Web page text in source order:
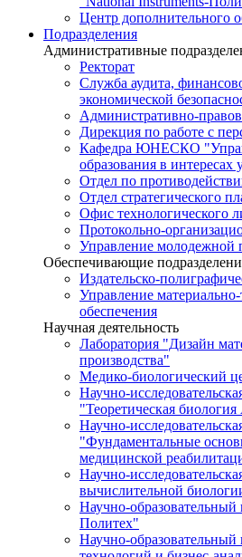
Центр дополнительного
Подразделения
Административные
Ректорат
Служба аудита,
экономической
Административно-
Дирекция по работе с
Кафедра ЮНЕСКО
образования в интересах
Отдел по
Отдел стратегического
Офис технологического
Протокольно-
Управление молодежной
Обеспечивающие
Издательско-
Управление материально-
обеспечения
Научная деятельность
Лаборатория "Дизайн
производства"
Медико-биологический
Научно-
"Теоретическая
Научно-
"Фундаментальные
медицинской
Научно-
вычислительной
Научно-
Политех"
Научно-